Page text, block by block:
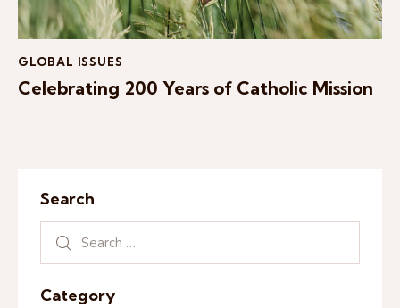
GLOBAL ISSUES
Celebrating 200 Years of Catholic Mission
Search
Category